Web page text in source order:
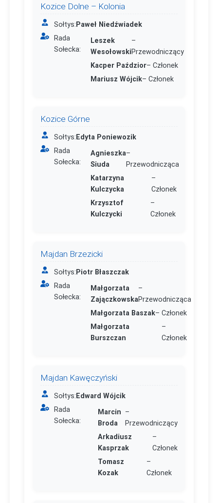
Kozice Dolne – Kolonia
Sołtys:Paweł Niedźwiadek
Rada
Sołecka:
Leszek
Wesołowski
–
Przewodniczący
Kacper Paździor– Członek
Mariusz Wójcik– Członek
Kozice Górne
Sołtys:Edyta Poniewozik
Rada
Sołecka:
Agnieszka
Siuda
–
Przewodnicząca
Katarzyna
Kulczycka
–
Członek
Krzysztof
Kulczycki
–
Członek
Majdan Brzezicki
Sołtys:Piotr Błaszczak
Rada
Sołecka:
Małgorzata
Zajączkowska
–
Przewodnicząca
Małgorzata Baszak– Członek
Małgorzata
Burszczan
–
Członek
Majdan Kawęczyński
Sołtys:Edward Wójcik
Rada
Sołecka:
Marcin
Broda
–
Przewodniczący
Arkadiusz
Kasprzak
–
Członek
Tomasz
Kozak
–
Członek